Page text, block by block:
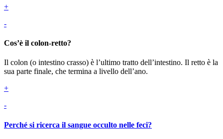
+
-
Cos’è il colon-retto?
Il colon (o intestino crasso) è l’ultimo tratto dell’intestino. Il retto è la
sua parte finale, che termina a livello dell’ano.
+
-
Perché si ricerca il sangue occulto nelle feci?